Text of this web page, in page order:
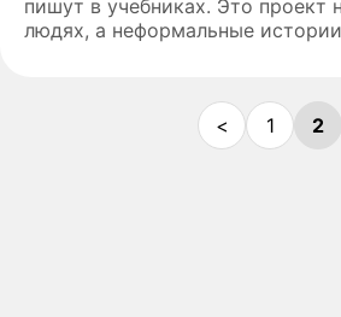
пишут в учебниках. Это проект
людях, а неформальные
< 1 2